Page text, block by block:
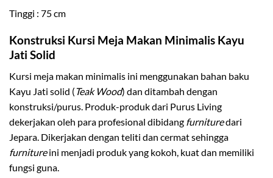
Tinggi : 75 cm
Konstruksi Kursi Meja Makan Minimalis Kayu
Jati Solid
Kursi meja makan minimalis ini menggunakan bahan baku
Kayu Jati solid (Teak Wood) dan ditambah dengan
konstruksi/purus. Produk-produk dari Purus Living
dekerjakan oleh para profesional dibidang furnituredari
Jepara. Dikerjakan dengan teliti dan cermat sehingga
furnitureini menjadi produk yang kokoh, kuat dan memiliki
fungsi guna.